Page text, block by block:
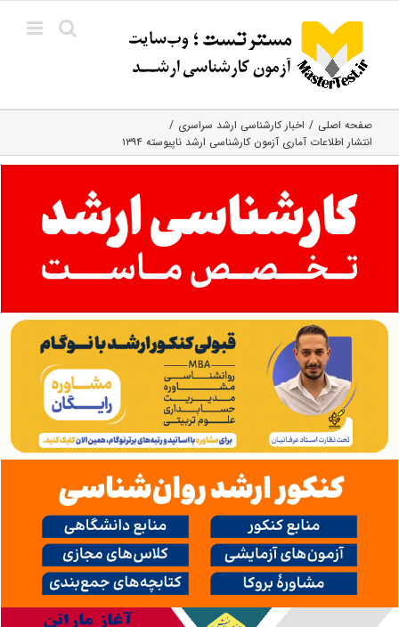
content
صفحه اصلی
اخبار کارشناسی ارشد سراسری
انتشار اطلاعات آماری آزمون کارشناسی ارشد ناپیوسته ۱۳۹۴